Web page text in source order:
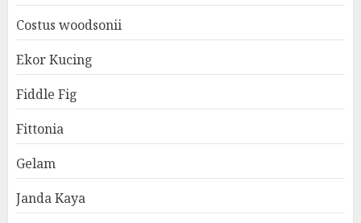
Costus woodsonii
Ekor Kucing
Fiddle Fig
Fittonia
Gelam
Janda Kaya